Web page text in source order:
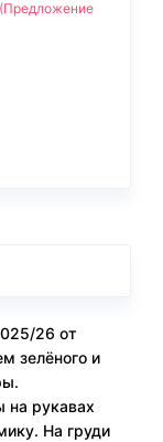
(Предложение
26 от
зелёного и
на рукавах
На груди